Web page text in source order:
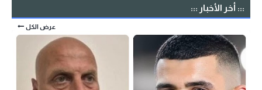
::: أخر الأخبار :::
عرض الكل